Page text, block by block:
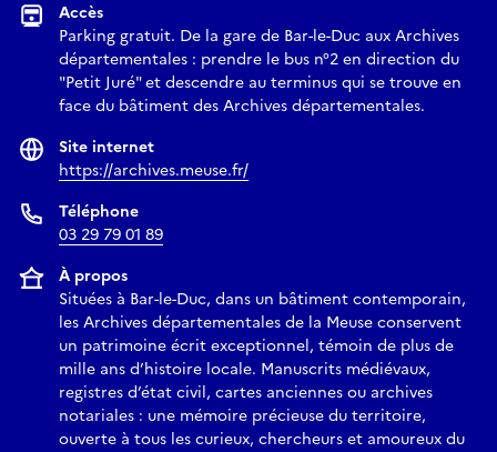
Accès
Parking gratuit. De la gare de Bar-le-Duc aux Archives
départementales : prendre le bus n°2 en direction du
"Petit Juré" et descendre au terminus qui se trouve en
face du bâtiment des Archives départementales.
Site internet
https://archives.meuse.fr/
Téléphone
03 29 79 01 89
À propos
Situées à Bar-le-Duc, dans un bâtiment contemporain,
les Archives départementales de la Meuse conservent
un patrimoine écrit exceptionnel, témoin de plus de
mille ans d’histoire locale. Manuscrits médiévaux,
registres d’état civil, cartes anciennes ou archives
notariales : une mémoire précieuse du territoire,
ouverte à tous les curieux, chercheurs et amoureux du